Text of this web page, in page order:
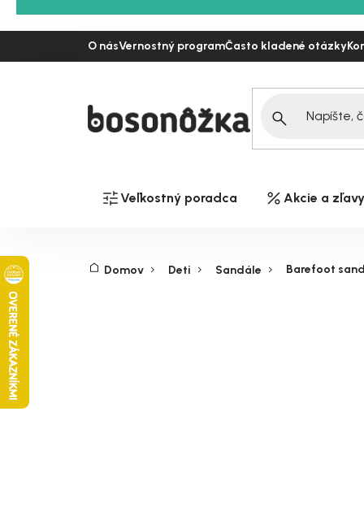
na
O násVernostný programČasto kladené otázky
Veľkostný poradca Akcie a zľavy
Domov Deti Sandále Barefoot